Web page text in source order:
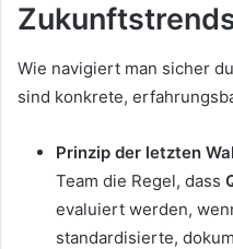
Wie navigiert man sicher
sind konkrete,
Prinzip der letzten
Team die Regel, dass
evaluiert werden,
standardisierte,